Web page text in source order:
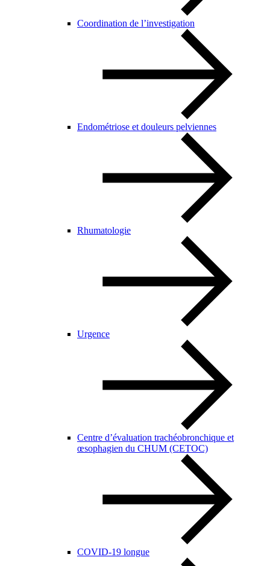
Coordination de l’investigation
Endométriose et douleurs pelviennes
Rhumatologie
Urgence
Centre d’évaluation trachéobronchique et
œsophagien du CHUM (CETOC)
COVID-19 longue